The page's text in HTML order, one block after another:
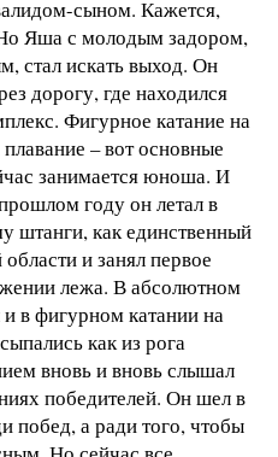
сыном. Кажется,
Яша с молодым задором,
стал искать выход. Он
дорогу, где находился
Фигурное катание на
– вот основные
занимается юноша. И
году он летал в
штанги, как единственный
и занял первое
лежа. В абсолютном
в фигурном катании на
как из рога
вновь и вновь слышал
победителей. Он шел в
побед, а ради того, чтобы